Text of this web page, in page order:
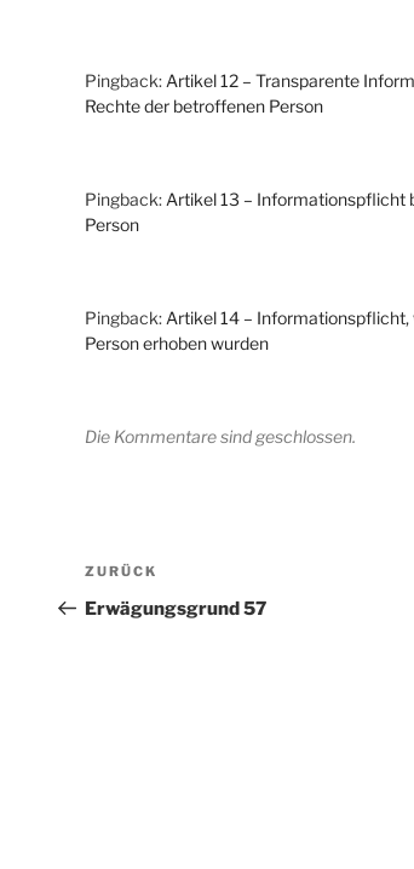
Pingback: Artikel 12 – Transparente
Rechte der betroffenen Person
Pingback: Artikel 13 – Informationspflicht
Person
Pingback: Artikel 14 –
Person erhoben wurden
Die Kommentare sind geschlossen.
Beitragsnavigation
Vorheriger
Beitrag
ZURÜCK
Erwägungsgrund 57